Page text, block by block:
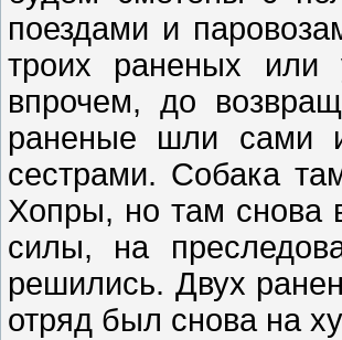
поездами и
троих раненых
впрочем, до
раненые шли сами
сестрами. Собака
Хопры, но там снова
силы, на
решились. Двух
отряд был снова на